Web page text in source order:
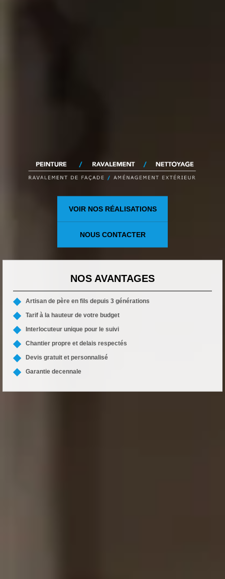
VOIR NOS RÉALISATIONS
NOUS CONTACTER
NOS AVANTAGES
Artisan de père en fils depuis 3 générations
Tarif à la hauteur de votre budget
Interlocuteur unique pour le suivi
Chantier propre et delais respectés
Devis gratuit et personnalisé
Garantie decennale